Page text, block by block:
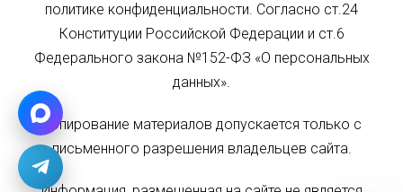
политике конфиденциальности. Согласно ст.24
Конституции Российской Федерации и ст.6
Федерального закона №152-ФЗ «О персональных
данных».
Копирование материалов допускается только с
письменного разрешения владельцев сайта.